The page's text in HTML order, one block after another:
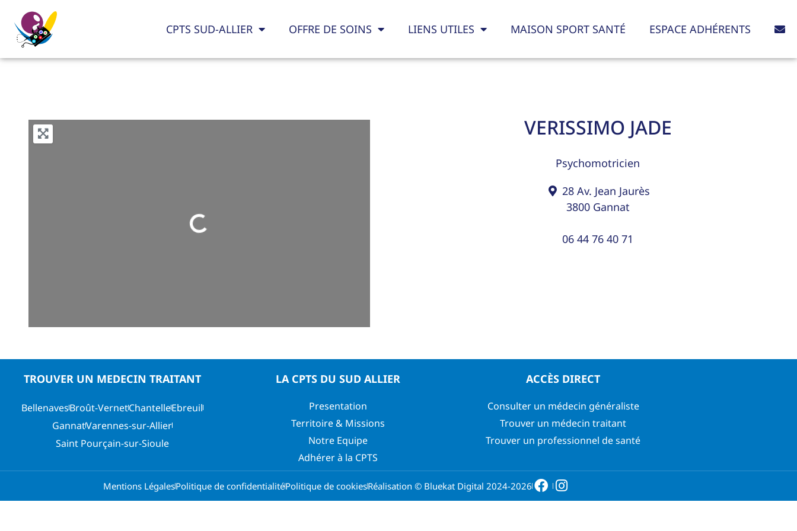
CPTS SUD-ALLIER OFFRE DE SOINS LIENS UTILES MAISON SPORT SANTÉ ESPACE ADHÉRENTS
Loading...
VERISSIMO JADE
Psychomotricien
28 Av. Jean Jaurès
3800 Gannat
06 44 76 40 71
TROUVER UN MEDECIN TRAITANT
BellenavesBroût-VernetChantelleEbreuil
GannatVarennes-sur-Allier
Saint Pourçain-sur-Sioule
LA CPTS DU SUD ALLIER
Presentation
Territoire & Missions
Notre Equipe
Adhérer à la CPTS
ACCÈS DIRECT
Consulter un médecin généraliste
Trouver un médecin traitant
Trouver un professionnel de santé
Mentions LégalesPolitique de confidentialitéPolitique de cookiesRéalisation © Bluekat Digital 2024-2026